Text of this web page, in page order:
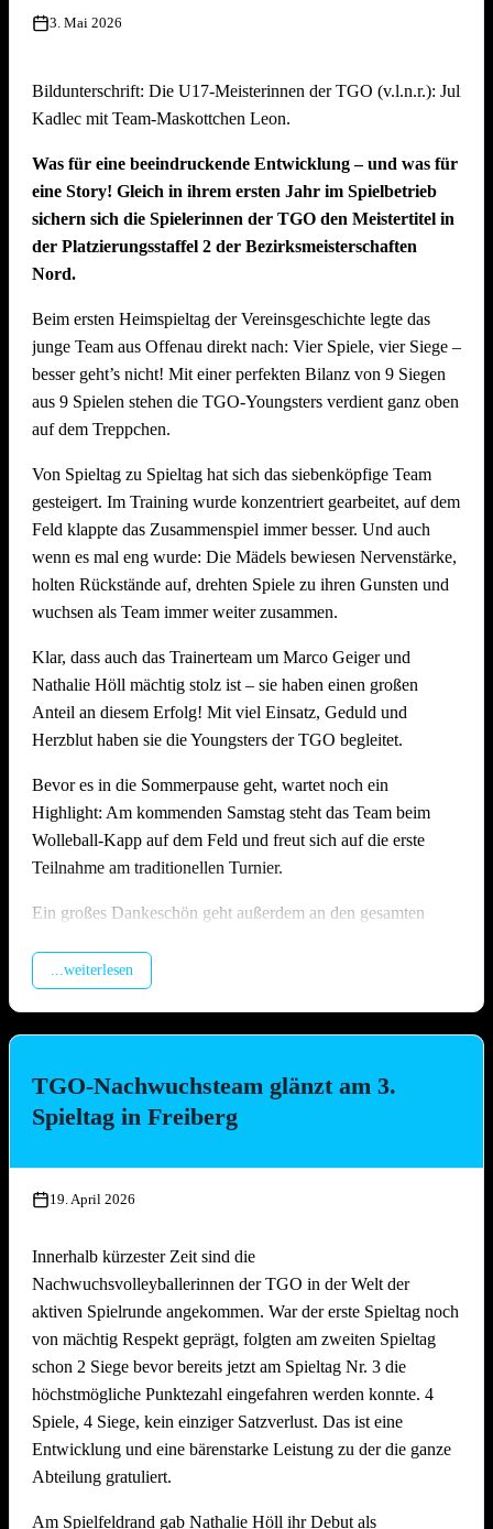
zusammengesetzt aus Jugendspielerinnen und -spielern aller
kämpften sie sich bis ins Finale und belegten am Ende einen
hervorragenden zweiten Platz. Eine echte Freude für den
gesamten Verein! Dabei konnten sie im Halbfinale das
vereinsinterne Duell gegen das Team „SpätMelder“, das die
Gruppenphase nach Tiebreak auf Rang 1 beendete, für sich
entscheiden.
Die Seegurken holen den Wanderpokal
Turniersieger wurde das Team „Die Seegurken“ vom TSV
Untergruppenbach – und das hochverdient: Die Seegurken
ließen im gesamten Turnierverlauf kaum Schwächen
erkennen und mussten in der gesamten Gruppenphase und
den K.o.-Runden nur einen einzigen Satz abgeben – gegen
das spätere Drittplatzierte Team „SpätMelder“. Ein starkes
Zeichen der Dominanz des Teams, das auch im Finale
(21:18) stets die Kontrolle behielt. Herzlichen Glückwunsch!
Stimmung, Anlage und Bewirtung auf hohem Niveau
Wie schon in den Vorjahren zeigte die Offenauer
Möglichkeit die Felder zu bewässern, die Dusche direkt am
Feld und genügend schattige Plätze sorgten dafür, dass alle
trotz der Hitze gut durch den langen Tag kamen. Die
Bewirtung am Grillstand fand wieder großen Anklang und
wurde von vielen Seiten ausdrücklich gelobt. Ein besonderes
Dankeschön gilt hier unserem AbteilungsleiterMatthias
Höll, der die Bewirtung am Grill mit großem Einsatz
organisiert und durchgeführt hat – ohne ihn wäre das leibliche
und Spielfreude dabei waren. Und natürlich an alle
Helferinnen und Helfer, ohne die ein Turnier in dieser Form
schlicht nicht möglich wäre.
Die Platzierungen im Überblick:
2.
5.
Die drei Muscheltiere
Die Aperolis
7.
Strandkinder
8.
Die Gartenzwerge
9.
Auf die Mütze
10.
Knaller
11.
Die Heilige Dreifaltigkeit
3. Mai 2026
Bildunterschrift: Die U17-Meisterinnen der TGO (v.l.n.r.): Julie
Kadlec mit Team-Maskottchen Leon.
Was für eine beeindruckende Entwicklung – und was für
eine Story! Gleich in ihrem ersten Jahr im Spielbetrieb
sichern sich die Spielerinnen der TGO den Meistertitel in
der Platzierungsstaffel 2 der Bezirksmeisterschaften
Nord.
Beim ersten Heimspieltag der Vereinsgeschichte legte das
junge Team aus Offenau direkt nach: Vier Spiele, vier Siege –
besser geht’s nicht! Mit einer perfekten Bilanz von 9 Siegen
aus 9 Spielen stehen die TGO-Youngsters verdient ganz oben
auf dem Treppchen.
Von Spieltag zu Spieltag hat sich das siebenköpfige Team
gesteigert. Im Training wurde konzentriert gearbeitet, auf dem
Feld klappte das Zusammenspiel immer besser. Und auch
wenn es mal eng wurde: Die Mädels bewiesen Nervenstärke,
holten Rückstände auf, drehten Spiele zu ihren Gunsten und
wuchsen als Team immer weiter zusammen.
Klar, dass auch das Trainerteam um Marco Geiger und
Nathalie Höll mächtig stolz ist – sie haben einen großen
Anteil an diesem Erfolg! Mit viel Einsatz, Geduld und
Herzblut haben sie die Youngsters der TGO begleitet.
Bevor es in die Sommerpause geht, wartet noch ein
Highlight: Am kommenden Samstag steht das Team beim
Wolleball-Kapp auf dem Feld und freut sich auf die erste
Teilnahme am traditionellen Turnier.
Ein großes Dankeschön geht außerdem an den gesamten
Schröer, Aldi Fiolka und Jonathan Höll, die vor dem
Heimspieltag alle Hände voll zu tun hatten. Und natürlich
...weiterlesen
TGO-Nachwuchsteam glänzt am 3.
Spieltag in Freiberg
19. April 2026
Innerhalb kürzester Zeit sind die
Nachwuchsvolleyballerinnen der TGO in der Welt der
aktiven Spielrunde angekommen. War der erste Spieltag noch
von mächtig Respekt geprägt, folgten am zweiten Spieltag
schon 2 Siege bevor bereits jetzt am Spieltag Nr. 3 die
höchstmögliche Punktezahl eingefahren werden konnte. 4
Spiele, 4 Siege, kein einziger Satzverlust. Das ist eine
Entwicklung und eine bärenstarke Leistung zu der die ganze
Abteilung gratuliert.
Am Spielfeldrand gab Nathalie Höll ihr Debut als